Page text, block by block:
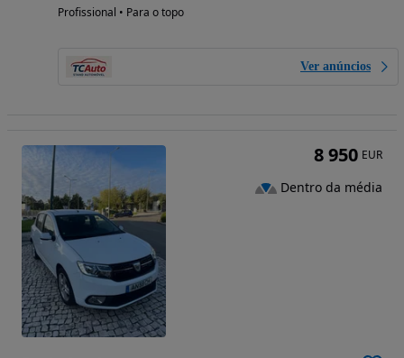
Profissional • Para o topo
Ver anúncios
8 950 EUR
Dentro da média